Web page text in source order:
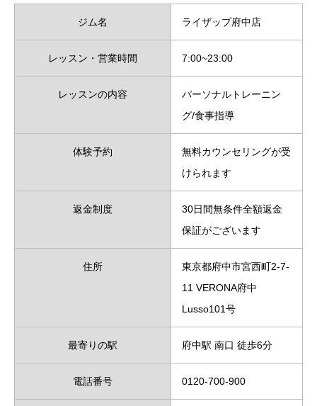
ジム名 ライザップ府中店
レッスン・営業時間 7:00~23:00
レッスンの内容
パーソナルトレーニン
グ/食事指導
体験予約
無料カウンセリングが受
けられます
返金制度
30日間無条件全額返金
保証がございます
住所
東京都府中市宮西町2-7-
11 VERONA府中
Lusso101号
最寄りの駅 府中駅 南口 徒歩6分
電話番号 0120-700-900